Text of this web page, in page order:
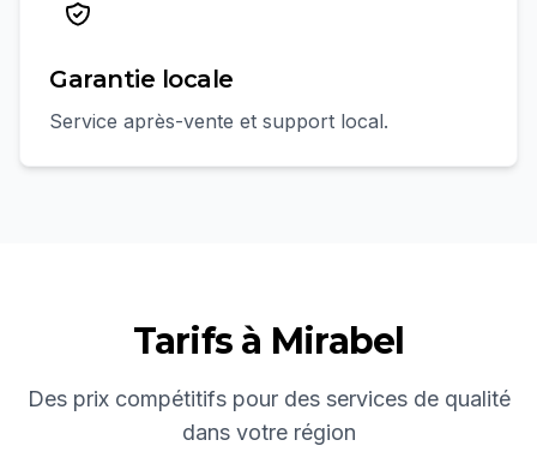
Garantie locale
Service après-vente et support local.
Tarifs à Mirabel
Des prix compétitifs pour des services de qualité
dans votre région